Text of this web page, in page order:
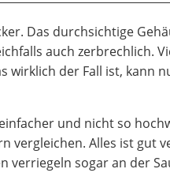
Das durchsichtige
auch zerbrechlich.
der Fall ist, kann
und nicht so
vergleichen. Alles ist gut
verriegeln sogar an der